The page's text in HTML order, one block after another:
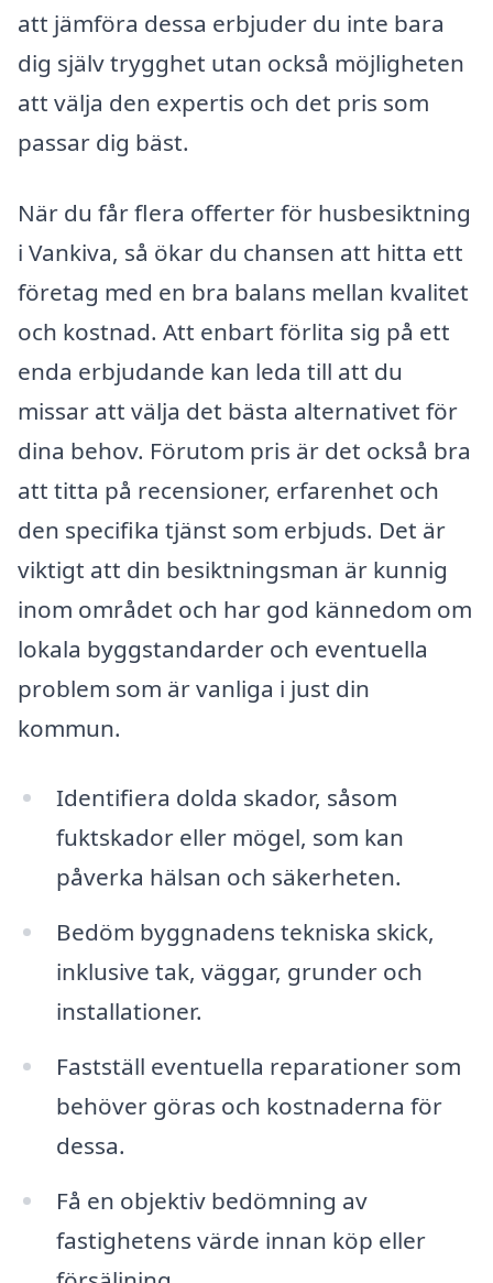
att jämföra dessa erbjuder du inte bara
dig själv trygghet utan också möjligheten
att välja den expertis och det pris som
passar dig bäst.
När du får flera offerter för husbesiktning
i Vankiva, så ökar du chansen att hitta ett
företag med en bra balans mellan kvalitet
och kostnad. Att enbart förlita sig på ett
enda erbjudande kan leda till att du
missar att välja det bästa alternativet för
dina behov. Förutom pris är det också bra
att titta på recensioner, erfarenhet och
den specifika tjänst som erbjuds. Det är
viktigt att din besiktningsman är kunnig
inom området och har god kännedom om
lokala byggstandarder och eventuella
problem som är vanliga i just din
kommun.
Identifiera dolda skador, såsom
fuktskador eller mögel, som kan
påverka hälsan och säkerheten.
Bedöm byggnadens tekniska skick,
inklusive tak, väggar, grunder och
installationer.
Fastställ eventuella reparationer som
behöver göras och kostnaderna för
dessa.
Få en objektiv bedömning av
fastighetens värde innan köp eller